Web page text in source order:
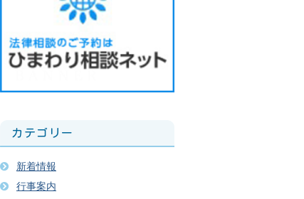
カテゴリー
新着情報
行事案内